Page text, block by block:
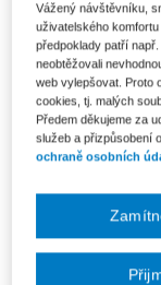
Co je Smarteca?
Kde najdu
Balíček -
Smarteca +
Skladem-
Co je Smarteca?
důvodů
zaslány
Vážený návštěvníku,
uživatelského
předpoklady patří
neobtěžovali
web vylepšovat. Proto
cookies, tj. malých
Předem děkujeme za
služeb a přizpůsobení
ochraně osobních